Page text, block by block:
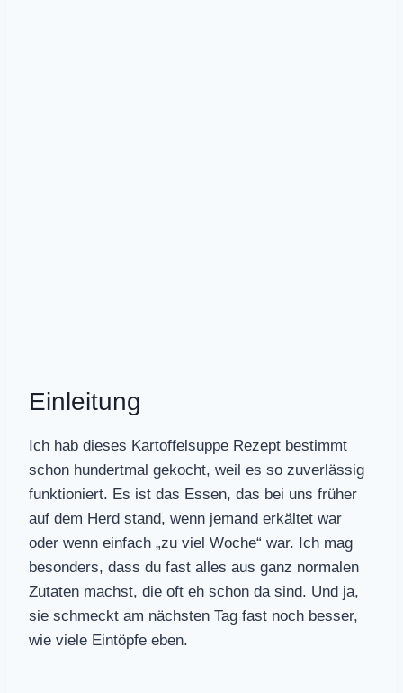
Einleitung
Ich hab dieses Kartoffelsuppe Rezept bestimmt
schon hundertmal gekocht, weil es so zuverlässig
funktioniert. Es ist das Essen, das bei uns früher
auf dem Herd stand, wenn jemand erkältet war
oder wenn einfach „zu viel Woche“ war. Ich mag
besonders, dass du fast alles aus ganz normalen
Zutaten machst, die oft eh schon da sind. Und ja,
sie schmeckt am nächsten Tag fast noch besser,
wie viele Eintöpfe eben.